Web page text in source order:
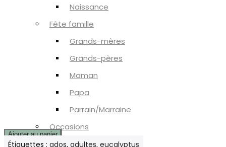
Naissance
Fête famille
Grands-mères
Grands-pères
Maman
Papa
Parrain/Marraine
Occasions
Saint-Valentin
Ajouter au panier
Étiquettes : ados, adultes, eucalyptus